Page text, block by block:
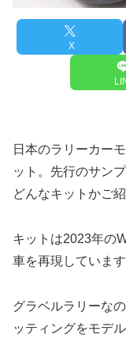
X
日本のラリーカー
ット。先行のサン
どんなキットかご
キットは2023年の
車を再現しています
グラベルラリーな
ッティングをモデ